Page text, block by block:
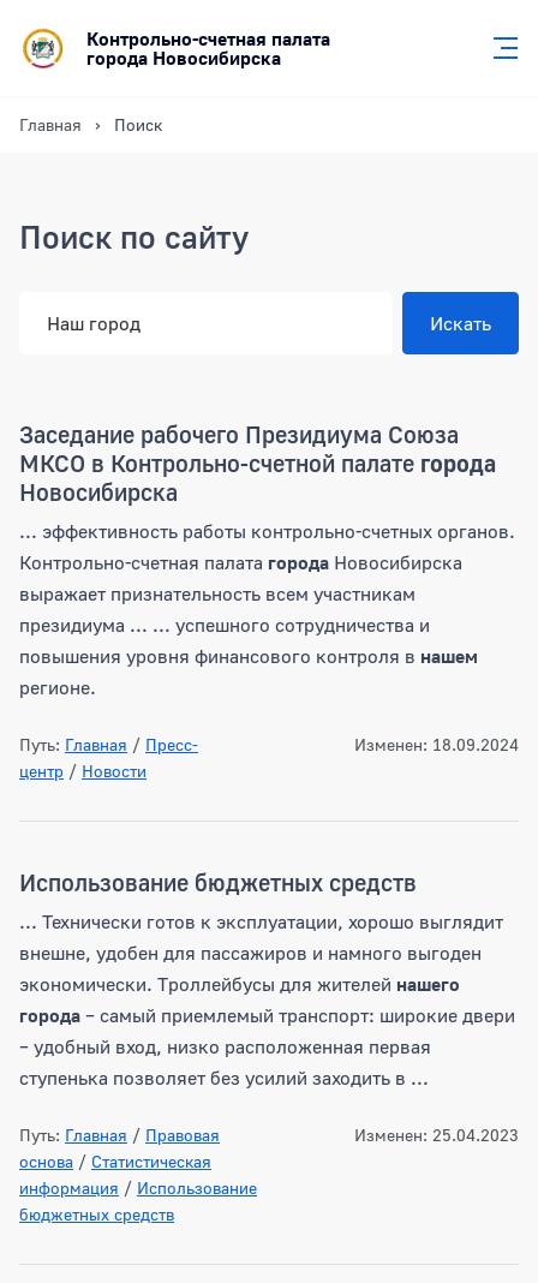
Контрольно-счетная палата
города Новосибирска
Главная Поиск
Поиск по сайту
Заседание рабочего Президиума Союза
МКСО в Контрольно-счетной палате города
Новосибирска
... эффективность работы контрольно-счетных органов.
Контрольно-счетная палата города Новосибирска
выражает признательность всем участникам
президиума ... ... успешного сотрудничества и
повышения уровня финансового контроля в нашем
регионе.
Путь: Главная / Пресс-
центр / Новости
Изменен: 18.09.2024
Использование бюджетных средств
... Технически готов к эксплуатации, хорошо выглядит
внешне, удобен для пассажиров и намного выгоден
экономически. Троллейбусы для жителей нашего
города – самый приемлемый транспорт: широкие двери
– удобный вход, низко расположенная первая
ступенька позволяет без усилий заходить в ...
Путь: Главная / Правовая
основа / Статистическая
информация / Использование
бюджетных средств
Изменен: 25.04.2023